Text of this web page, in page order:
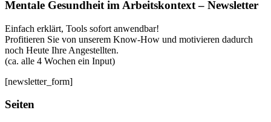
Mentale Gesundheit im Arbeitskontext – Newsletter
Einfach erklärt, Tools sofort anwendbar!
Profitieren Sie von unserem Know-How und motivieren dadurch
noch Heute Ihre Angestellten.
(ca. alle 4 Wochen ein Input)
[newsletter_form]
Seiten